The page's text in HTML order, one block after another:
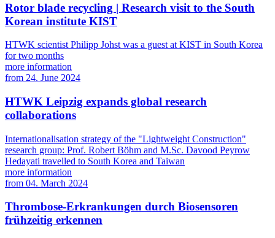
Rotor blade recycling | Research visit to the South
Korean institute KIST
HTWK scientist Philipp Johst was a guest at KIST in South Korea
for two months
more information
from 24. June 2024
HTWK Leipzig expands global research
collaborations
Internationalisation strategy of the "Lightweight Construction"
research group: Prof. Robert Böhm and M.Sc. Davood Peyrow
Hedayati travelled to South Korea and Taiwan
more information
from 04. March 2024
Thrombose-Erkrankungen durch Biosensoren
frühzeitig erkennen